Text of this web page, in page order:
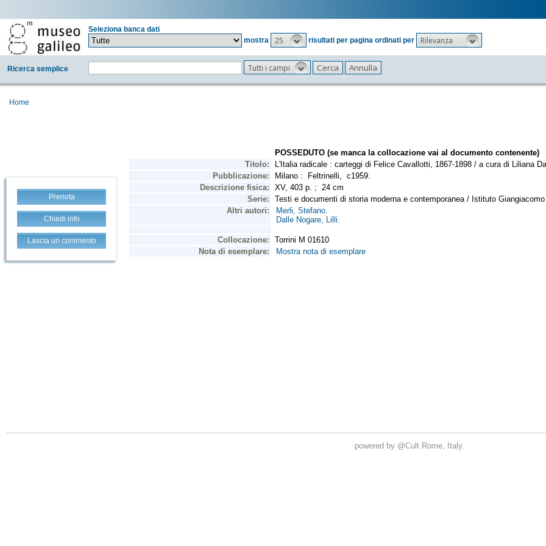
Seleziona banca dati
mostra
25 risultati per pagina ordinati per Rilevanza
Ricerca semplice Tutti i campi
Home
Prenota
Chiedi info
Lascia un commento
powered by @Cult Rome, Italy.